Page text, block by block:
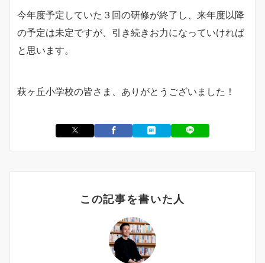
今年度予定していた３回の研修が終了し、来年度以降
の予定は未定ですが、引き続きお力になっていければ
と思います。
萩ヶ丘小学校の皆さま、ありがとうございました！
この記事を書いた人